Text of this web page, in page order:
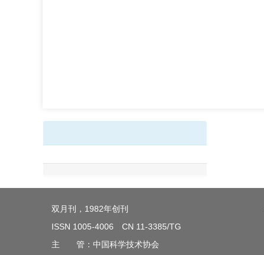
双月刊，1982年创刊
ISSN 1005-4006 CN 11-3385/TG
主 管：中国科学技术协会